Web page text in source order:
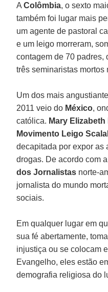
AColômbia, o sexto
também foi lugar mais
um agente de pastoral
e um leigo morreram,
contagem de 70 padres,
três seminaristas mortos
Um dos mais
2011 veio do México,
católica. Mary
Movimento Leigo
decapitada por expor as
drogas. De acordo com
dos Jornalistas norte-
jornalista do mundo
sociais.
Em qualquer lugar em
sua fé abertamente,
injustiça ou se colocam
Evangelho, eles estão
demografia religiosa do